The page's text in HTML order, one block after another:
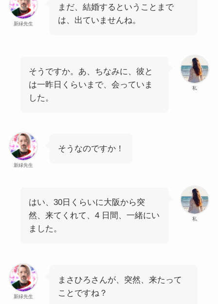
新緑先生
まだ、結婚するということまで
は、出ていませんね。
私
そうですか。あ、ちなみに、彼と
は一昨日くらいまで、会っていま
した。
新緑先生
そうなのですか！
私
はい、30日くらいに大阪から突
然、来てくれて、4 日間、一緒にい
ました。
新緑先生
まさひろさんが、突然、来たって
ことですね？